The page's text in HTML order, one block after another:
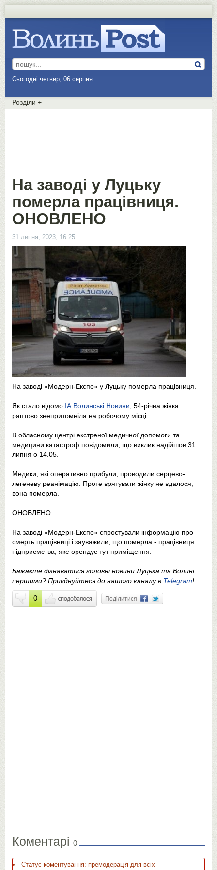
Сьогодні четвер, 06 серпня
Розділи +
На заводі у Луцьку
померла працівниця.
ОНОВЛЕНО
31 липня, 2023, 16:25
На заводі «Модерн-Експо» у Луцьку померла працівниця.
Як стало відомо ІА Волинські Новини , 54-річна жінка
раптово знепритомніла на робочому місці.
В обласному центрі екстреної медичної допомоги та
медицини катастроф повідомили, що виклик надійшов 31
липня о 14.05.
Медики, які оперативно прибули, проводили серцево-
легеневу реанімацію. Проте врятувати жінку не вдалося,
вона померла.
ОНОВЛЕНО
На заводі «Модерн-Експо» спростували інформацію про
смерть працівниці і зауважили, що померла - працівниця
підприємства, яке орендує тут приміщення.
Бажаєте дізнаватися головні новини Луцька та Волині
першими? Приєднуйтеся до нашого каналу в Telegram!
0 Поділитися
Коментарі 0
Статус коментування: премодерація для всіх